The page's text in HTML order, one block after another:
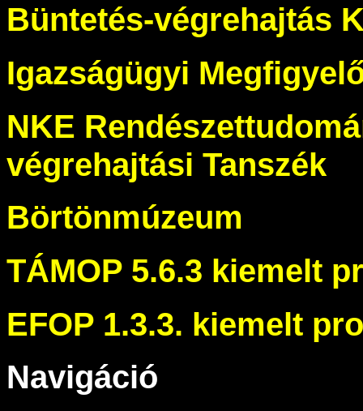
Büntetés-végrehajtás
Igazságügyi
NKE
végrehajtási Tanszék
Börtönmúzeum
TÁMOP 5.6.3 kiemelt
EFOP 1.3.3. kiemelt
Navigáció